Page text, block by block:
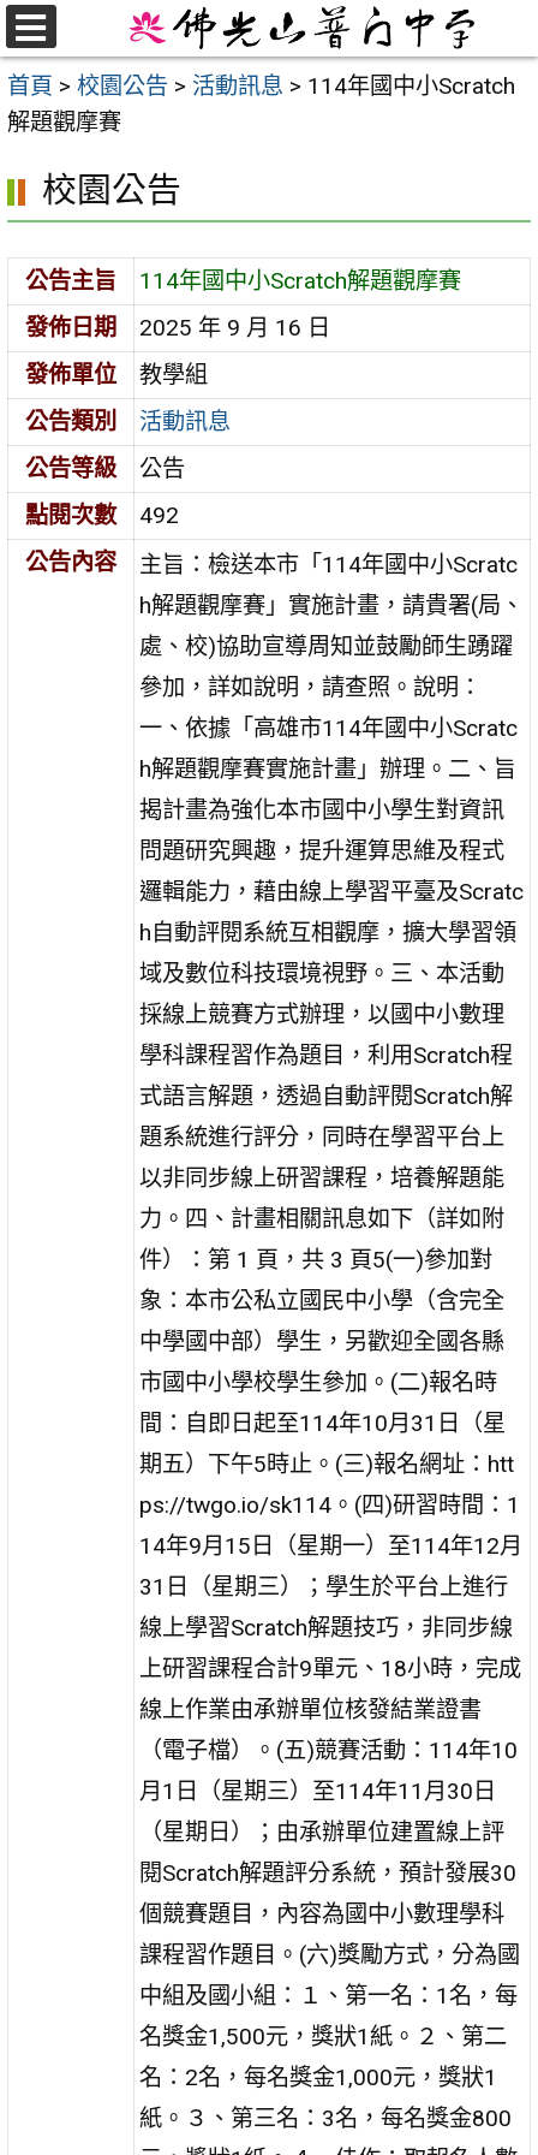
跳
至
主
要
首頁 > 校園公告 > 活動訊息 > 114年國中小Scratch
解題觀摩賽
校園公告
公告主旨
114年國中小Scratch解題觀摩賽
發佈日期
2025 年 9 月 16 日
發佈單位
教學組
公告類別
活動訊息
公告等級
公告
點閱次數
492
公告內容
主旨：檢送本市「114年國中小Scratc
h解題觀摩賽」實施計畫，請貴署(局、
處、校)協助宣導周知並鼓勵師生踴躍
參加，詳如說明，請查照。說明：
一、依據「高雄市114年國中小Scratc
h解題觀摩賽實施計畫」辦理。二、旨
揭計畫為強化本市國中小學生對資訊
問題研究興趣，提升運算思維及程式
邏輯能力，藉由線上學習平臺及Scratc
h自動評閱系統互相觀摩，擴大學習領
域及數位科技環境視野。三、本活動
採線上競賽方式辦理，以國中小數理
學科課程習作為題目，利用Scratch程
式語言解題，透過自動評閱Scratch解
題系統進行評分，同時在學習平台上
以非同步線上研習課程，培養解題能
力。四、計畫相關訊息如下（詳如附
件）：第 1 頁，共 3 頁5(一)參加對
象：本市公私立國民中小學（含完全
中學國中部）學生，另歡迎全國各縣
市國中小學校學生參加。(二)報名時
間：自即日起至114年10月31日（星
期五）下午5時止。(三)報名網址：htt
ps://twgo.io/sk114。(四)研習時間：1
14年9月15日（星期一）至114年12月
31日（星期三）；學生於平台上進行
線上學習Scratch解題技巧，非同步線
上研習課程合計9單元、18小時，完成
線上作業由承辦單位核發結業證書
（電子檔）。(五)競賽活動：114年10
月1日（星期三）至114年11月30日
（星期日）；由承辦單位建置線上評
閱Scratch解題評分系統，預計發展30
個競賽題目，內容為國中小數理學科
課程習作題目。(六)獎勵方式，分為國
中組及國小組：１、第一名：1名，每
名獎金1,500元，獎狀1紙。２、第二
名：2名，每名獎金1,000元，獎狀1
紙。３、第三名：3名，每名獎金800
選
單